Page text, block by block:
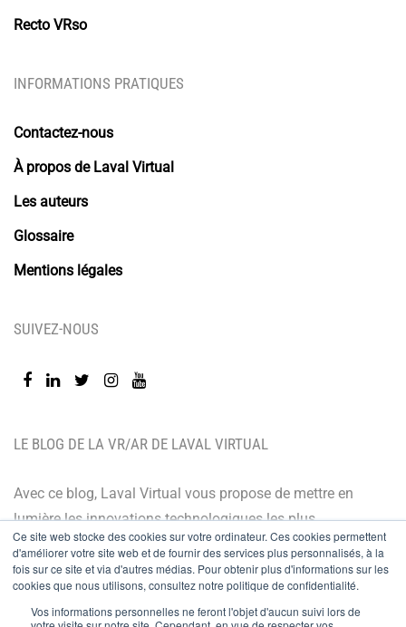
Ce site web stocke des cookies sur votre ordinateur. Ces cookies permettent
d'améliorer votre site web et de fournir des services plus personnalisés, à la
fois sur ce site et via d'autres médias. Pour obtenir plus d'informations sur les
cookies que nous utilisons, consultez notre politique de confidentialité.
Vos informations personnelles ne feront l'objet d'aucun suivi lors de
LE BLOG DE LA VR/AR DE LAVAL VIRTUAL
Avec ce blog, Laval Virtual vous propose de mettre en
lumière les innovations technologiques les plus
récentes et les dernières tendances. Orienté BtoB, le
blog de Laval Virtual s’adresse à tous ceux qui désirent
mieux comprendre et mieux maîtriser les technologies
immersives, les intégrer à leur chaîne de valeur ou
Recto VRso
INFORMATIONS PRATIQUES
Contactez-nous
À propos de Laval Virtual
Les auteurs
Glossaire
Mentions légales
SUIVEZ-NOUS